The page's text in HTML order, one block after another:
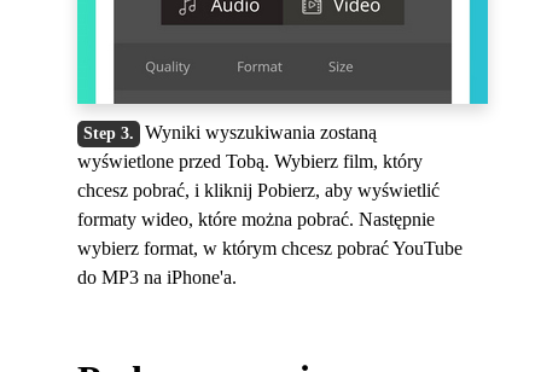
Wyniki wyszukiwania zostaną
wyświetlone przed Tobą. Wybierz film, który
chcesz pobrać, i kliknij Pobierz, aby wyświetlić
formaty wideo, które można pobrać. Następnie
wybierz format, w którym chcesz pobrać YouTube
do MP3 na iPhone'a.